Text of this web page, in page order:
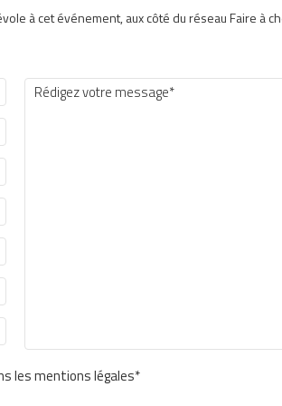
regard des
un sur trois a
à cet événement, aux côté du réseau Faire à
les mentions légales*